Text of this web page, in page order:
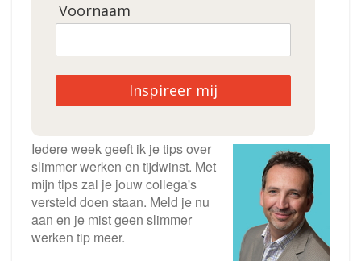
Voornaam
Inspireer mij
Iedere week geeft ik je tips over
slimmer werken en tijdwinst. Met
mijn tips zal je jouw collega's
versteld doen staan. Meld je nu
aan en je mist geen slimmer
werken tip meer.